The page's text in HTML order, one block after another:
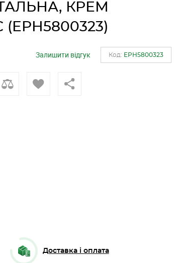
КРЕМ
(EPH5800323)
Залишити відгук Код: EPH5800323
Доставка і оплата